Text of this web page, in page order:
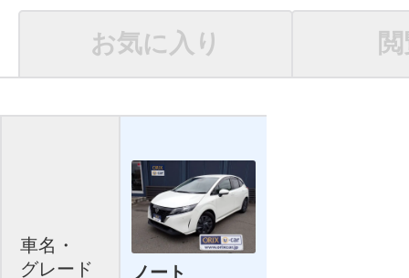
お気に入り
車名・
グレード
ノート